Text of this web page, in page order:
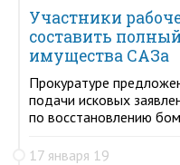
Участники
составить
имущества САЗа
Прокуратуре
подачи исковых
по восстановлению
17 января 19